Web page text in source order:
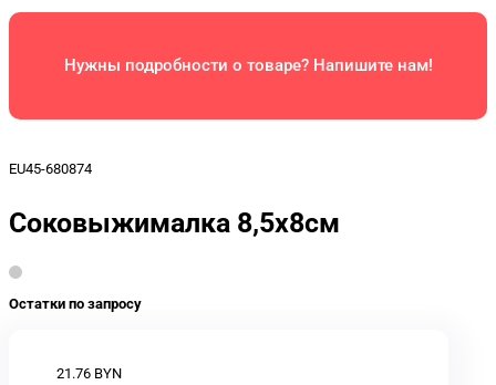
Нужны подробности о товаре? Напишите нам!
EU45-680874
Соковыжималка 8,5x8см
Остатки по запросу
21.76 BYN